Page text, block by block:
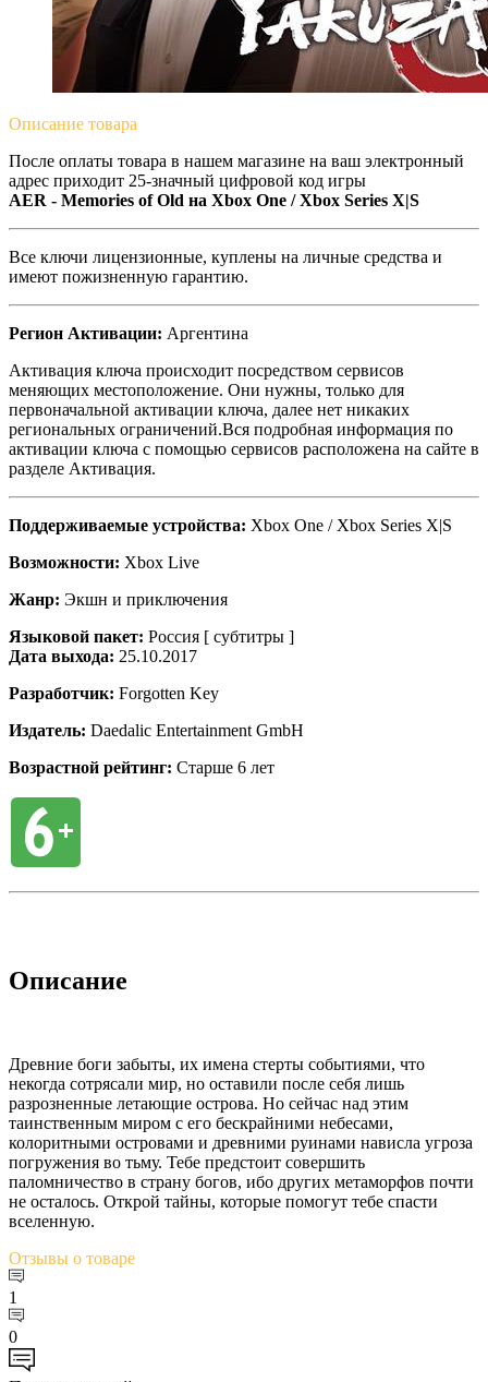
Описание товара
После оплаты товара в нашем магазине на ваш электронный
адрес приходит 25-значный цифровой код игры
AER - Memories of Old на Xbox One / Xbox Series X|S
Все ключи лицензионные, куплены на личные средства и
имеют пожизненную гарантию.
Регион Активации: Аргентина
Активация ключа происходит посредством сервисов
меняющих местоположение. Они нужны, только для
первоначальной активации ключа, далее нет никаких
региональных ограничений.Вся подробная информация по
активации ключа с помощью сервисов расположена на сайте в
разделе Активация.
Поддерживаемые устройства: Xbox One / Xbox Series X|S
Возможности: Xbox Live
Жанр: Экшн и приключения
Языковой пакет: Россия [ субтитры ]
Дата выхода: 25.10.2017
Разработчик: Forgotten Key
Издатель: Daedalic Entertainment GmbH
Возрастной рейтинг: Старше 6 лет
Описание
Древние боги забыты, их имена стерты событиями, что
некогда сотрясали мир, но оставили после себя лишь
разрозненные летающие острова. Но сейчас над этим
таинственным миром с его бескрайними небесами,
колоритными островами и древними руинами нависла угроза
погружения во тьму. Тебе предстоит совершить
паломничество в страну богов, ибо других метаморфов почти
не осталось. Открой тайны, которые помогут тебе спасти
вселенную.
Отзывы о товаре
1
0